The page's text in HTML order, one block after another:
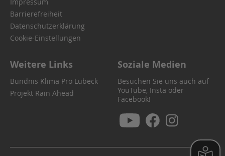
Barrierefreiheit
Datenschutzerklärung
Cookie-Einstellungen
Weitere Links
Bündnis Klima Pro Lübeck
Projekt Rain Ahead
Soziale Medien
Besuchen Sie uns auch auf
YouTube, Insta oder
Facebook!